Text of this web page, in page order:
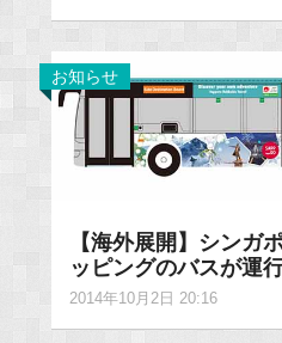
お知らせ
【海外展開】シンガ
ッピングのバスが運
2014年10月2日 20:16